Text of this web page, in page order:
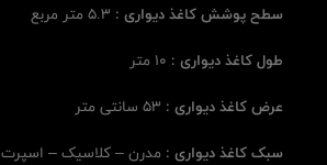
سطح پوشش کاغذ دیواری :
طول کاغذ دیواری :
عرض کاغذ دیواری :
سبک کاغذ دیواری : مدرن – کلاسیک – اسپرت